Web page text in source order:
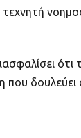
που